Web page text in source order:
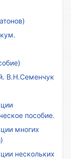
В.Н.Семенчук
пособие.
многих
нескольких